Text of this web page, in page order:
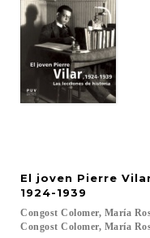
El joven Pierre
1924-1939
Congost Colomer, María
Congost Colomer, María